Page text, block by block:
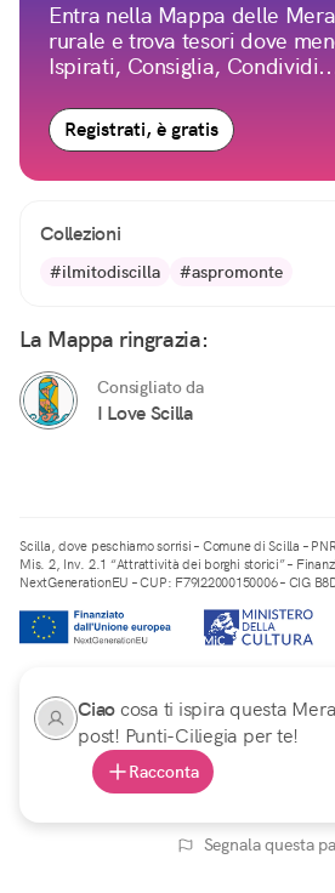
Entra nella Mappa delle
rurale e trova tesori dove
Ispirati, Consiglia,
Registrati, è gratis
Collezioni
#ilmitodiscilla #aspromonte
La Mappa ringrazia:
Consigliato da
I Love Scilla
Scilla, dove peschiamo sorrisi – Comune di Scilla –
Mis. 2, Inv. 2.1 “Attrattività dei borghi storici” –
NextGenerationEU – CUP: F79I22000150006 – CIG
Ciaocosa ti ispira questa
post! Punti-Ciliegia per te!
Racconta
Segnala questa